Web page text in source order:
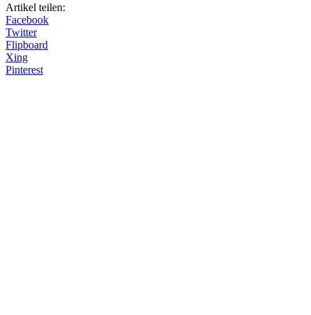
Artikel teilen:
Facebook
Twitter
Flipboard
Xing
Pinterest